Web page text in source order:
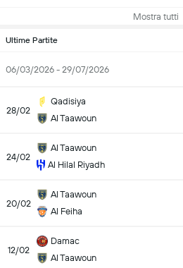
Mostra tutti
Ultime Partite
06/03/2026 - 29/07/2026
28/02
Qadisiya
Al Taawoun
24/02
Al Taawoun
Al Hilal Riyadh
20/02
Al Taawoun
Al Feiha
12/02
Damac
Al Taawoun